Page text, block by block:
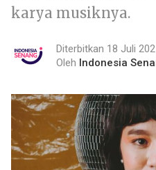
karya musiknya.
Diterbitkan 18 Juli
Oleh Indonesia